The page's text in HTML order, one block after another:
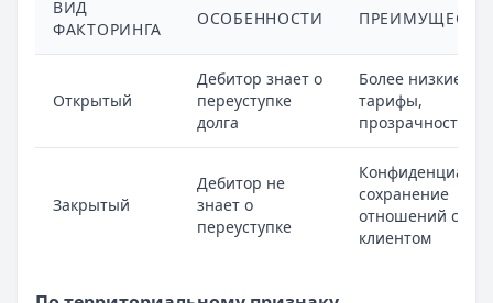
ВИД
ФАКТОРИНГА
ОСОБЕННОСТИ
Открытый
Дебитор знает о
переуступке
долга
Более низкие
тарифы,
прозрачность
Закрытый
Дебитор не
знает о
переуступке
сохранение
отношений с
клиентом